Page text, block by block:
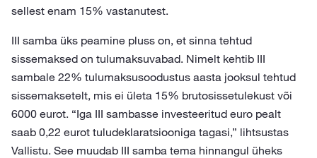
sellest enam 15% vastanutest.
III samba üks peamine pluss on, et sinna tehtud
sissemaksed on tulumaksuvabad. Nimelt kehtib III
sambale 22% tulumaksusoodustus aasta jooksul tehtud
sissemaksetelt, mis ei ületa 15% brutosissetulekust või
6000 eurot. “Iga III sambasse investeeritud euro pealt
saab 0,22 eurot tuludeklaratsiooniga tagasi,” lihtsustas
Vallistu. See muudab III samba tema hinnangul üheks